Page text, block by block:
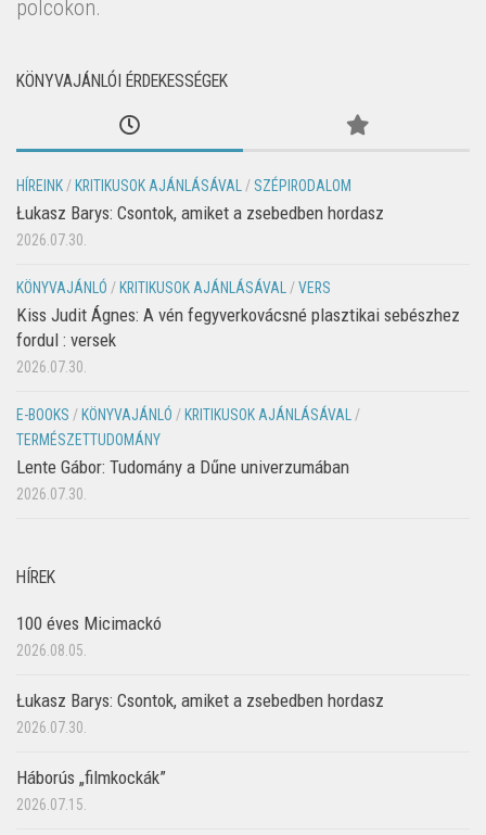
polcokon.
KÖNYVAJÁNLÓI ÉRDEKESSÉGEK
HÍREINK/ KRITIKUSOK AJÁNLÁSÁVAL/ SZÉPIRODALOM
Łukasz Barys: Csontok, amiket a zsebedben hordasz
2026.07.30.
KÖNYVAJÁNLÓ / KRITIKUSOK AJÁNLÁSÁVAL/VERS
Kiss Judit Ágnes: A vén fegyverkovácsné plasztikai sebészhez
fordul : versek
2026.07.30.
E-BOOKS / KÖNYVAJÁNLÓ / KRITIKUSOK AJÁNLÁSÁVAL/
TERMÉSZETTUDOMÁNY
Lente Gábor: Tudomány a Dűne univerzumában
2026.07.30.
HÍREK
100 éves Micimackó
2026.08.05.
Łukasz Barys: Csontok, amiket a zsebedben hordasz
2026.07.30.
Háborús „filmkockák”
2026.07.15.